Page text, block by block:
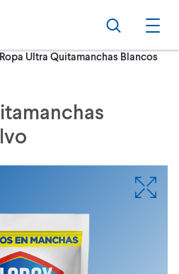
Search
Ultra Quitamanchas Blancos